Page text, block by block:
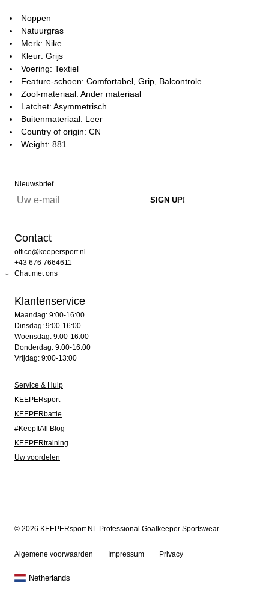
Noppen
Natuurgras
Merk: Nike
Kleur: Grijs
Voering: Textiel
Feature-schoen: Comfortabel, Grip, Balcontrole
Zool-materiaal: Ander materiaal
Latchet: Asymmetrisch
Buitenmateriaal: Leer
Country of origin: CN
Weight: 881
Nieuwsbrief
Contact
office@keepersport.nl
+43 676 7664611
Chat met ons
Klantenservice
Maandag: 9:00-16:00
Dinsdag: 9:00-16:00
Woensdag: 9:00-16:00
Donderdag: 9:00-16:00
Vrijdag: 9:00-13:00
Service & Hulp
KEEPERsport
KEEPERbattle
#KeepItAll Blog
KEEPERtraining
Uw voordelen
© 2026 KEEPERsport NL Professional Goalkeeper Sportswear
Algemene voorwaarden Impressum Privacy
Netherlands